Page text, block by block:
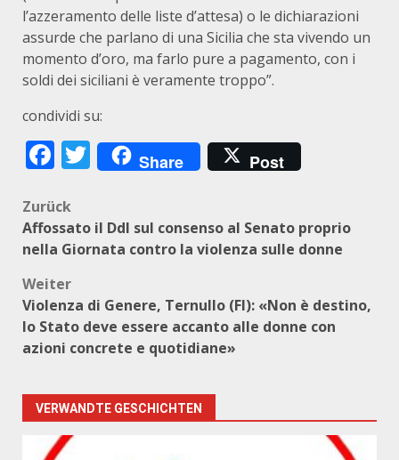
l’azzeramento delle liste d’attesa) o le dichiarazioni
assurde che parlano di una Sicilia che sta vivendo un
momento d’oro, ma farlo pure a pagamento, con i
soldi dei siciliani è veramente troppo”.
condividi su:
Facebook
Twitter
Share Post
Beitragsnavigation
Zurück
Affossato il Ddl sul consenso al Senato proprio
nella Giornata contro la violenza sulle donne
Weiter
Violenza di Genere, Ternullo (FI): «Non è destino,
lo Stato deve essere accanto alle donne con
azioni concrete e quotidiane»
VERWANDTE GESCHICHTEN